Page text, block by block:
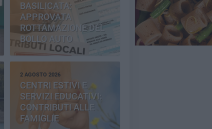
BASILICATA:
APPROVATA
ROTTAMAZIONE DEL
BOLLO AUTO
2 AGOSTO 2026
CENTRI ESTIVI E
SERVIZI EDUCATIVI:
CONTRIBUTI ALLE
FAMIGLIE